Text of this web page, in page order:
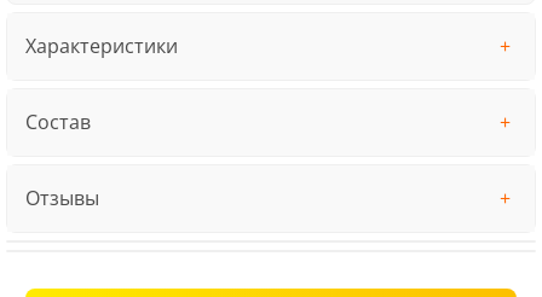
Характеристики
Состав
Отзывы